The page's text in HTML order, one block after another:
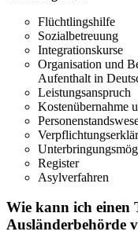
Flüchtlingshilfe
Sozialbetreuung
Integrationskurse
Organisation und
Aufenthalt in
Leistungsanspruch
Kostenübernahme
Register
Asylverfahren
Wie kann ich einen
Ausländerbehörde